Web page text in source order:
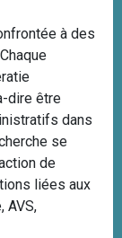
à des
dire être
dans
se
de
liées aux
AVS,